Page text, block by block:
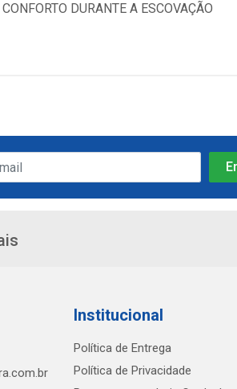
DURANTE A ESCOVAÇÃO
Institucional
Política de Entrega
Política de Privacidade